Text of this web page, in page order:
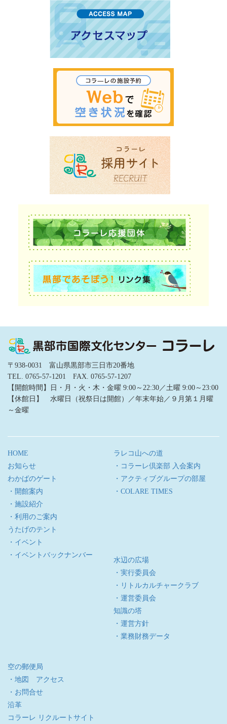
〒938-0031 富山県黒部市三日市20番地
TEL. 0765-57-1201 FAX. 0765-57-1207
【開館時間】日・月・火・木・金曜 9:00～22:30／土曜 9:00～23:00
【休館日】 水曜日（祝祭日は開館）／年末年始／９月第１月曜
～金曜
HOME
お知らせ
わかばのゲート
・開館案内
・施設紹介
・利用のご案内
うたげのテント
・イベント
・イベントバックナンバー
ラレコ山への道
・コラーレ倶楽部 入会案内
・アクティブグループの部屋
・COLARE TIMES
水辺の広場
・実行委員会
・リトルカルチャークラブ
・運営委員会
知識の塔
・運営方針
・業務財務データ
空の郵便局
・地図 アクセス
・お問合せ
沿革
コラーレ リクルートサイト